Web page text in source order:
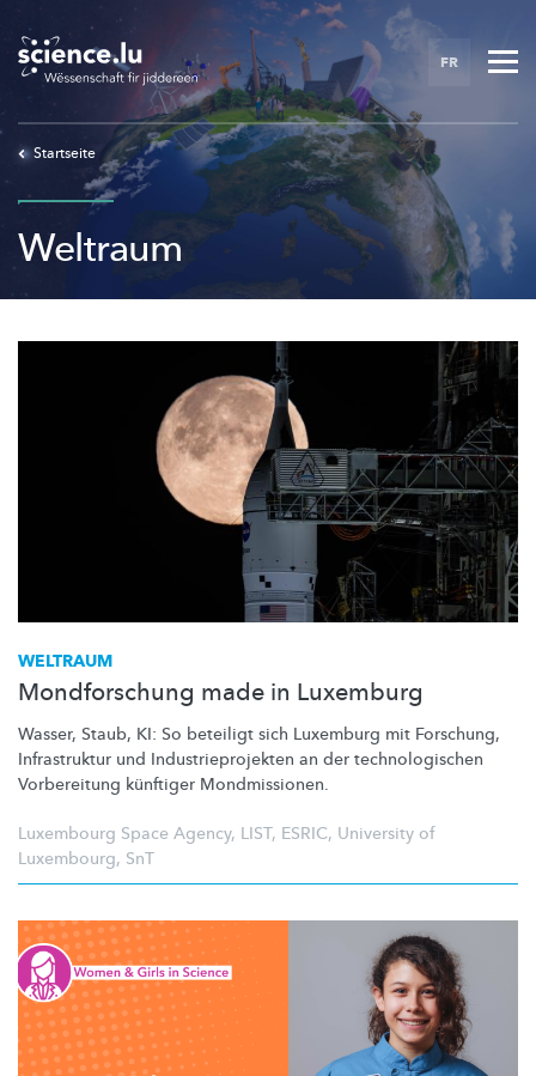
main
content
FR
Startseite
Weltraum
WELTRAUM
Mondforschung made in Luxemburg
Wasser, Staub, KI: So beteiligt sich Luxemburg mit Forschung,
Infrastruktur und Industrieprojekten an der technologischen
Vorbereitung künftiger Mondmissionen.
Luxembourg Space Agency, LIST, ESRIC, University of
Luxembourg, SnT